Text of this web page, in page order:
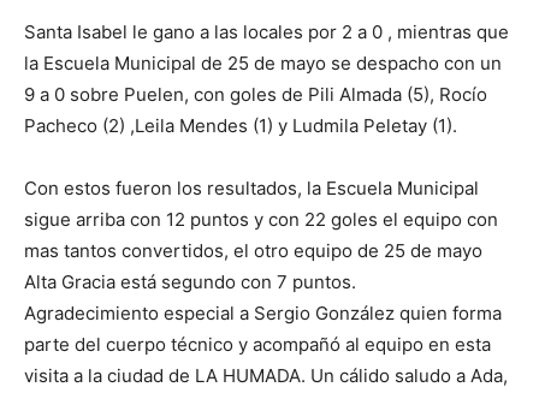
Santa Isabel le gano a las locales por 2 a 0 , mientras que
la Escuela Municipal de 25 de mayo se despacho con un
9 a 0 sobre Puelen, con goles de Pili Almada (5), Rocío
Pacheco (2) ,Leila Mendes (1) y Ludmila Peletay (1).
Con estos fueron los resultados, la Escuela Municipal
sigue arriba con 12 puntos y con 22 goles el equipo con
mas tantos convertidos, el otro equipo de 25 de mayo
Alta Gracia está segundo con 7 puntos.
Agradecimiento especial a Sergio González quien forma
parte del cuerpo técnico y acompañó al equipo en esta
visita a la ciudad de LA HUMADA. Un cálido saludo a Ada,